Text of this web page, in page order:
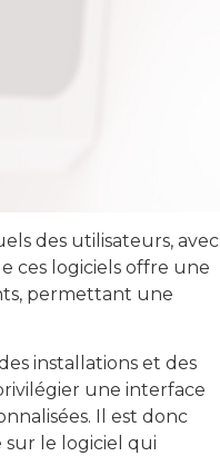
des utilisateurs, avec
ces logiciels offre une
permettant une
installations et des
une interface
Il est donc
sur le logiciel qui